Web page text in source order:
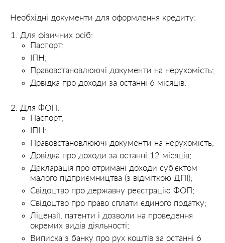
Необхідні документи для оформлення кредиту:
Для фізичних осіб:
Паспорт;
ІПН;
Правовстановлюючі документи на нерухомість;
Довідка про доходи за останні 6 місяців.
Для ФОП:
Паспорт;
ІПН;
Правовстановлюючі документи на нерухомість;
Довідка про доходи за останні 12 місяців;
Декларація про отримані доходи суб'єктом
малого підприємництва (з відміткою ДПІ);
Свідоцтво про державну реєстрацію ФОП;
Свідоцтво про право сплати єдиного податку;
Ліцензії, патенти і дозволи на проведення
окремих видів діяльності;
Виписка з банку про рух коштів за останні 6